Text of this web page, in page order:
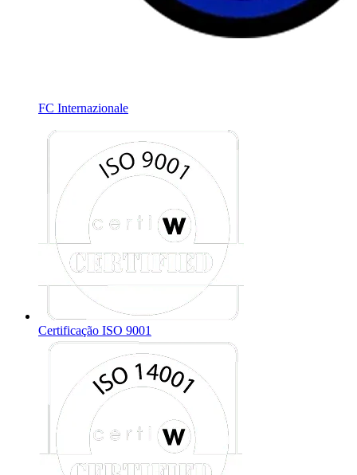
FC Internazionale
Certificação ISO 9001